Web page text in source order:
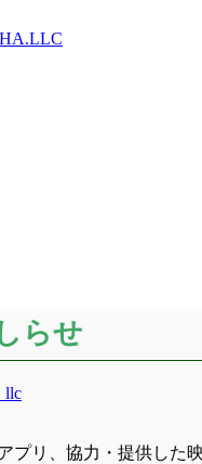
らせ
プリ、協力・提供した